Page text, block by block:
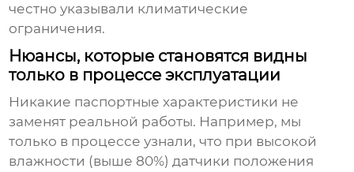
честно указывали климатические
ограничения.
Нюансы, которые становятся видны
только в процессе эксплуатации
Никакие паспортные характеристики не
заменят реальной работы. Например, мы
только в процессе узнали, что при высокой
влажности (выше 80%) датчики положения